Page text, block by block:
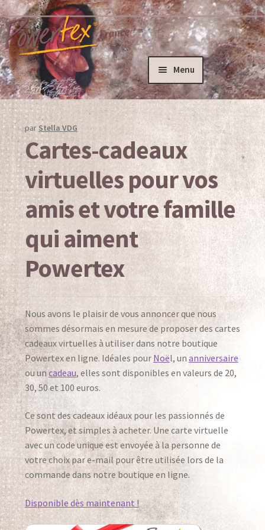
Aller
à
la
navigation
Aller
au
contenu
Menu
Accueil
Actualités
Ateliers
Ateliers créatifs – Powertex
Formation des formateurs
Pete Davies – L’artiste
Boutique Powertex France
Cart
Confirmation de votre inscription
Contact
Contact
Cookies policy
Delivery
Désabonnement
Ateliers et Expositions
par Stella VDG
Cartes-cadeaux
virtuelles pour vos
amis et votre famille
qui aiment
Powertex
Nous avons le plaisir de vous annoncer que nous
sommes désormais en mesure de proposer des cartes
cadeaux virtuelles à utiliser dans notre boutique
Powertex en ligne. Idéales pour Noël, un anniversaire
ou uncadeau, elles sont disponibles en valeurs de 20,
30, 50 et 100 euros.
Ce sont des cadeaux idéaux pour les passionnés de
Powertex, et simples à acheter. Une carte virtuelle
avec un code unique est envoyée à la personne de
votre choix par e-mail pour être utilisée lors de la
commande dans notre boutique en ligne.
Disponible dès maintenant !